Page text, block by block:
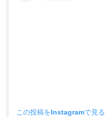
この投稿をInstagramで見る